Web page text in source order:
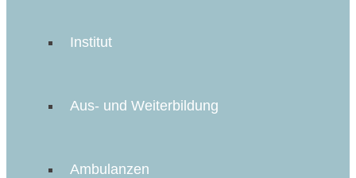
Institut
Aus- und Weiterbildung
Ambulanzen